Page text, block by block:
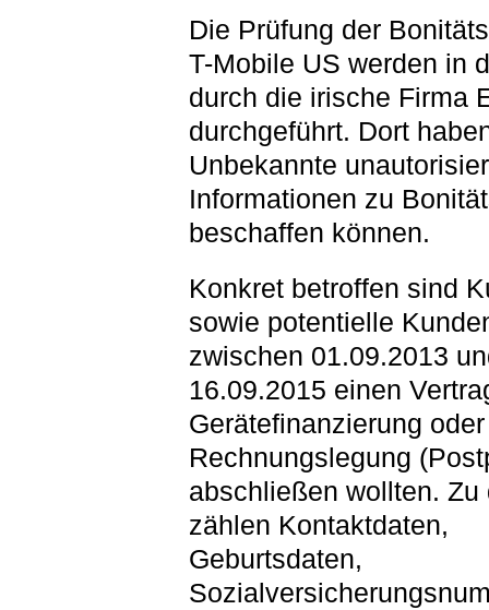
Die Prüfung der
T-Mobile US werden in
durch die irische Firma
durchgeführt. Dort
Unbekannte
Informationen zu
beschaffen können.
Konkret betroffen sind
sowie potentielle
zwischen 01.09.2013
16.09.2015 einen
Gerätefinanzierung oder
Rechnungslegung
abschließen wollten. Zu
zählen Kontaktdaten,
Geburtsdaten,